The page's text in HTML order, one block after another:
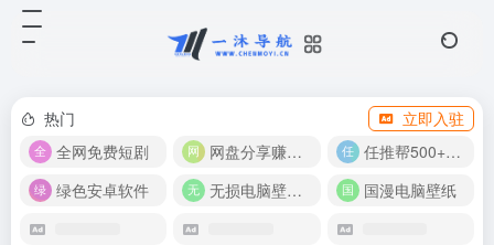
热门
立即入驻
全网免费短剧
网盘分享赚奖金！
任推帮500+推广项目！
绿色安卓软件
无损电脑壁纸合集 国漫电脑壁纸